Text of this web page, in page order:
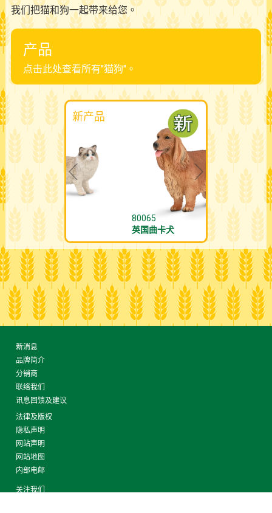
我们把猫和狗一起带来给您。
产品
点击此处查看所有"猫狗"。
新产品
新消息
品牌简介
分销商
联络我们
讯息回馈及建议
法律及版权
隐私声明
网站声明
网站地图
内部电邮
关注我们